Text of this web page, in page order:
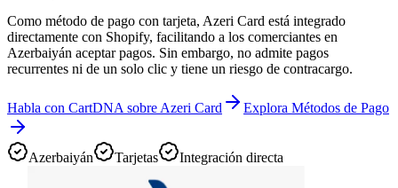
Como método de pago con tarjeta, Azeri Card está integrado
directamente con Shopify, facilitando a los comerciantes en
Azerbaiyán aceptar pagos. Sin embargo, no admite pagos
recurrentes ni de un solo clic y tiene un riesgo de contracargo.
Habla con CartDNA sobre Azeri Card Explora Métodos de Pago
Azerbaiyán Tarjetas Integración directa